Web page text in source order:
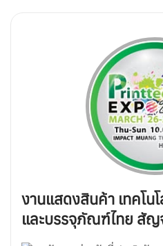
งานแสดงสินค้า เทคโ
และบรรจุภัณฑ์ไทย สัญ